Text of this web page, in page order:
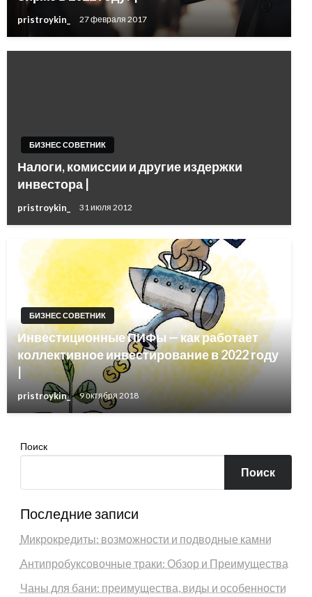
pristroykin_ 27 февраля 2017
БИЗНЕС СОВЕТНИК
Налоги, комиссии и другие издержки
инвестора |
pristroykin_ 31 июля 2012
БИЗНЕС СОВЕТНИК
Инвестиционные ПИФы — как работает
коллективное инвестирование в 2022 году
pristroykin_ 9 октября 2018
Поиск
Поиск
Последние записи
Микрокредиты: возможности и подводные камни
Антипробуксовочные траки: Обзор и Преимущества
Чаны для бани: преимущества, виды и особенности